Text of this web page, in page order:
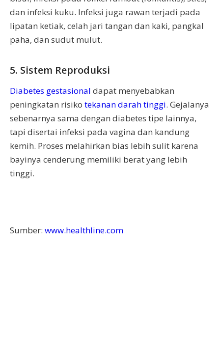
dan infeksi kuku. Infeksi juga rawan terjadi pada
lipatan ketiak, celah jari tangan dan kaki, pangkal
paha, dan sudut mulut.
5. Sistem Reproduksi
Diabetes gestasional dapat menyebabkan
peningkatan risiko tekanan darah tinggi. Gejalanya
sebenarnya sama dengan diabetes tipe lainnya,
tapi disertai infeksi pada vagina dan kandung
kemih. Proses melahirkan bias lebih sulit karena
bayinya cenderung memiliki berat yang lebih
tinggi.
Sumber: www.healthline.com